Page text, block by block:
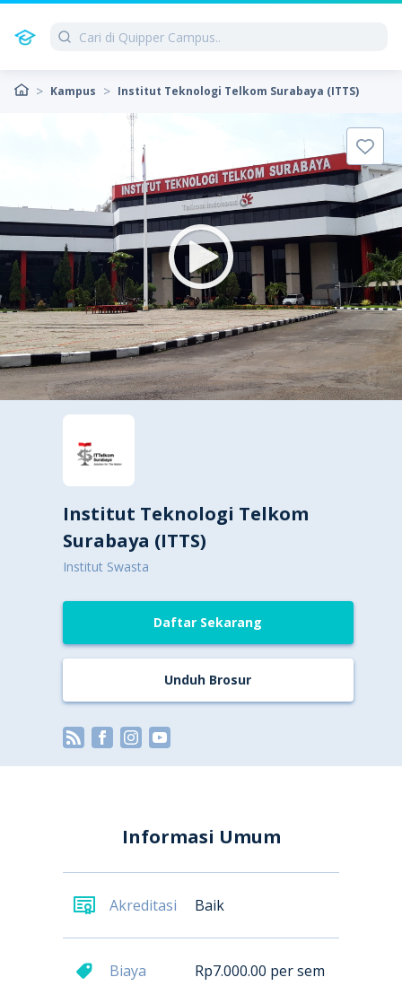
Kampus Institut Teknologi Telkom Surabaya (ITTS)
Institut Teknologi Telkom
Surabaya (ITTS)
Institut Swasta
Daftar Sekarang
Unduh Brosur
Informasi Umum
Akreditasi Baik
Biaya
Rp7.000.00 per sem